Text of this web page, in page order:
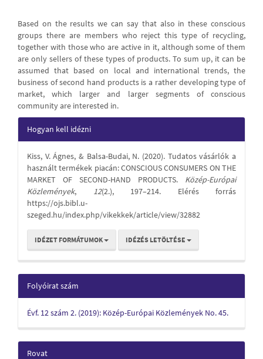
Based on the results we can say that also in these conscious
groups there are members who reject this type of recycling,
together with those who are active in it, although some of them
are only sellers of these types of products. To sum up, it can be
assumed that based on local and international trends, the
business of second hand products is a rather developing type of
market, which larger and larger segments of conscious
community are interested in.
Article
Details
Hogyan kell idézni
Kiss, V. Ágnes, & Balsa-Budai, N. (2020). Tudatos vásárlók a
használt termékek piacán: CONSCIOUS CONSUMERS ON THE
MARKET OF SECOND-HAND PRODUCTS. Közép-Európai
Közlemények, 12(2.), 197–214. Elérés forrás
https://ojs.bibl.u-
szeged.hu/index.php/vikekkek/article/view/32882
IDÉZET FORMÁTUMOK IDÉZÉS LETÖLTÉSE
Folyóirat szám
Évf. 12 szám 2. (2019): Közép-Európai Közlemények No. 45.
Rovat